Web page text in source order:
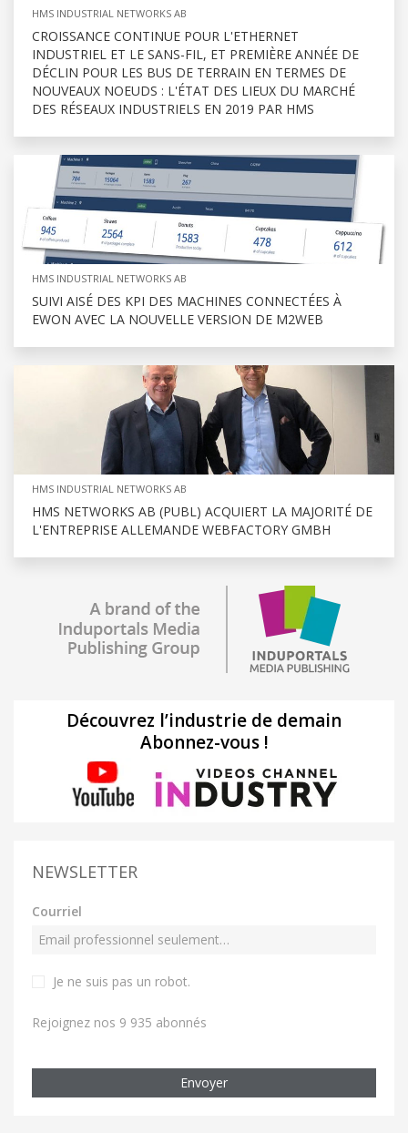
HMS INDUSTRIAL NETWORKS AB
CROISSANCE CONTINUE POUR L'ETHERNET
INDUSTRIEL ET LE SANS-FIL, ET PREMIÈRE ANNÉE DE
DÉCLIN POUR LES BUS DE TERRAIN EN TERMES DE
NOUVEAUX NOEUDS : L'ÉTAT DES LIEUX DU MARCHÉ
DES RÉSEAUX INDUSTRIELS EN 2019 PAR HMS
HMS INDUSTRIAL NETWORKS AB
SUIVI AISÉ DES KPI DES MACHINES CONNECTÉES À
EWON AVEC LA NOUVELLE VERSION DE M2WEB
HMS INDUSTRIAL NETWORKS AB
HMS NETWORKS AB (PUBL) ACQUIERT LA MAJORITÉ DE
L'ENTREPRISE ALLEMANDE WEBFACTORY GMBH
Découvrez l’industrie de demain
Abonnez-vous !
NEWSLETTER
Courriel
Je ne suis pas un robot.
Rejoignez nos 9 935 abonnés
Envoyer